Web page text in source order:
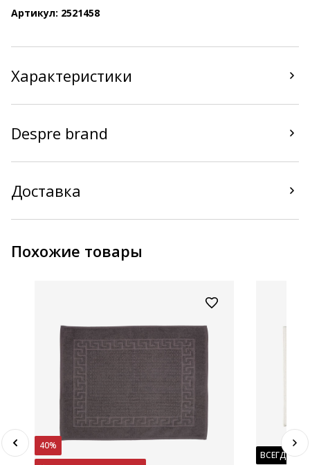
Артикул: 2521458
Характеристики
Despre brand
Доставка
Похожие товары
40%
ВСЕГДА